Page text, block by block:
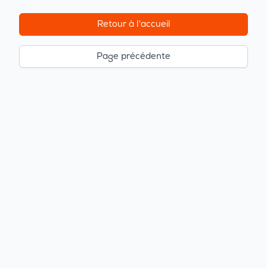
Retour à l'accueil
Page précédente